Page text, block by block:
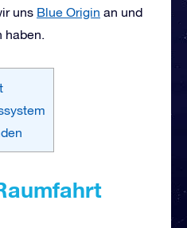
uns Blue Origin an und
haben.